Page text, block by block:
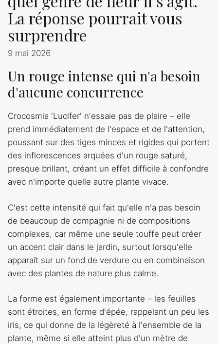
La réponse pourrait vous
surprendre
9 mai 2026
Un rouge intense qui n'a besoin
d'aucune concurrence
Crocosmia 'Lucifer' n'essaie pas de plaire – elle
prend immédiatement de l'espace et de l'attention,
poussant sur des tiges minces et rigides qui portent
des inflorescences arquées d'un rouge saturé,
presque brillant, créant un effet difficile à confondre
avec n'importe quelle autre plante vivace.
C'est cette intensité qui fait qu'elle n'a pas besoin
de beaucoup de compagnie ni de compositions
complexes, car même une seule touffe peut créer
un accent clair dans le jardin, surtout lorsqu'elle
apparaît sur un fond de verdure ou en combinaison
avec des plantes de nature plus calme.
La forme est également importante – les feuilles
sont étroites, en forme d'épée, rappelant un peu les
iris, ce qui donne de la légèreté à l'ensemble de la
plante, même si elle atteint plus d'un mètre de